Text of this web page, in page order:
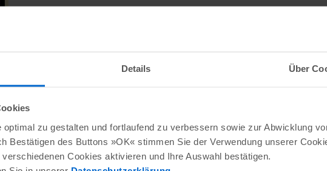
Details Über
zu gestalten und fortlaufend zu verbessern sowie zur Abwicklung
Bestätigen des Buttons »OK« stimmen Sie der Verwendung unserer
Cookies aktivieren und Ihre Auswahl bestätigen.